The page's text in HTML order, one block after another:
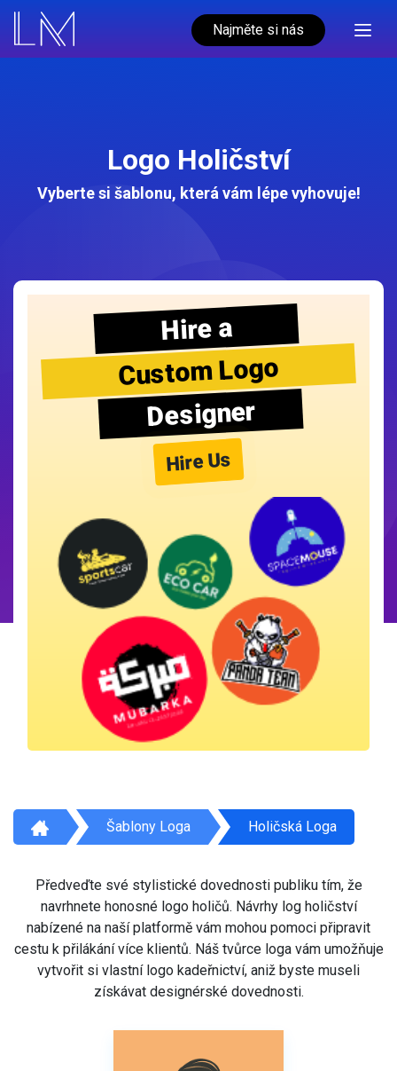
Najměte si nás
Logo Holičství
Vyberte si šablonu, která vám lépe vyhovuje!
Hire a
Custom Logo
Designer
Hire Us
Šablony Loga Holičská Loga
Předveďte své stylistické dovednosti publiku tím, že
navrhnete honosné logo holičů. Návrhy log holičství
nabízené na naší platformě vám mohou pomoci připravit
cestu k přilákání více klientů. Náš tvůrce loga vám umožňuje
vytvořit si vlastní logo kadeřnictví, aniž byste museli
získávat designérské dovednosti.